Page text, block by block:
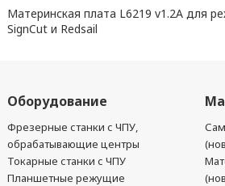
Материнская плата L6219 v1.2A для
SignCut и Redsail
Оборудование
Фрезерные станки с ЧПУ,
обрабатывающие центры
Токарные станки с ЧПУ
Планшетные режущие